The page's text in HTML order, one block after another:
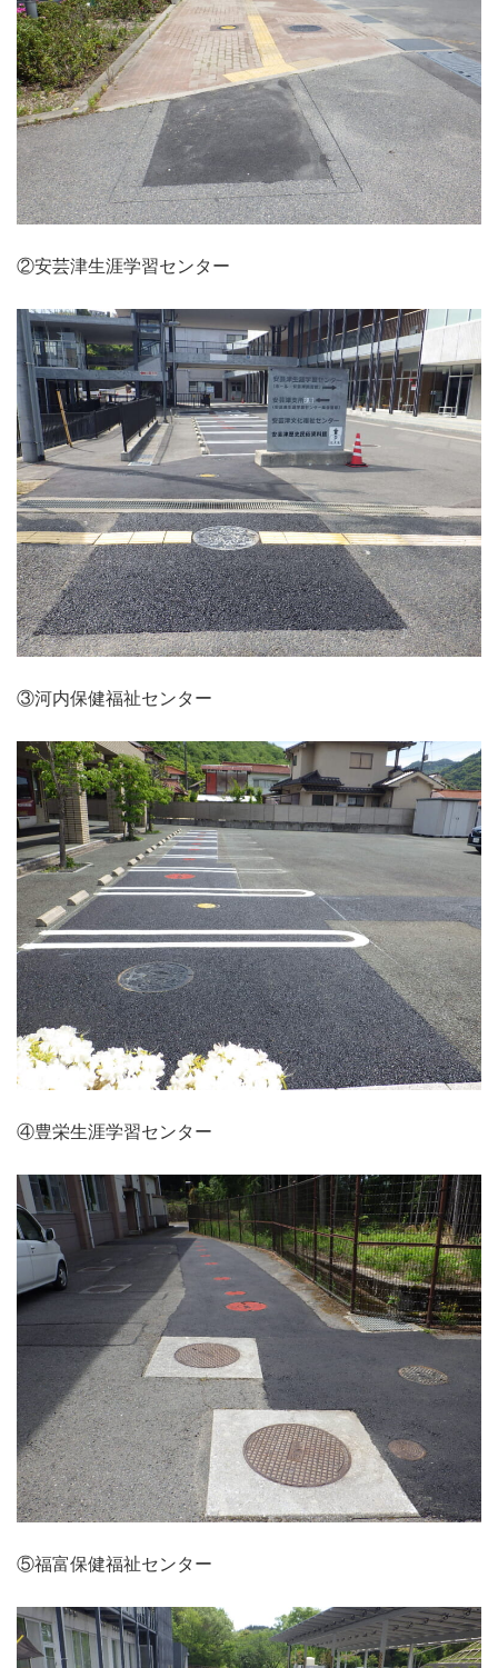
②安芸津生涯学習センター
③河内保健福祉センター
④豊栄生涯学習センター
⑤福富保健福祉センター